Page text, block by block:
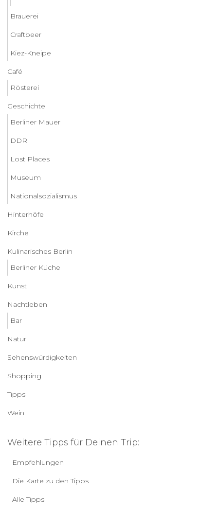
Brauerei
Craftbeer
Kiez-Kneipe
Café
Rösterei
Geschichte
Berliner Mauer
DDR
Lost Places
Museum
Nationalsozialismus
Hinterhöfe
Kirche
Kulinarisches Berlin
Berliner Küche
Kunst
Nachtleben
Bar
Natur
Sehenswürdigkeiten
Shopping
Tipps
Wein
Weitere Tipps für Deinen Trip:
Empfehlungen
Die Karte zu den Tipps
Alle Tipps